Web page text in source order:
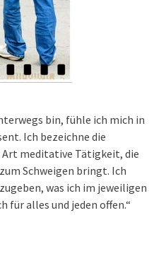
bin, fühle ich mich in
Ich bezeichne die
meditative Tätigkeit, die
Schweigen bringt. Ich
was ich im jeweiligen
für alles und jeden offen.“